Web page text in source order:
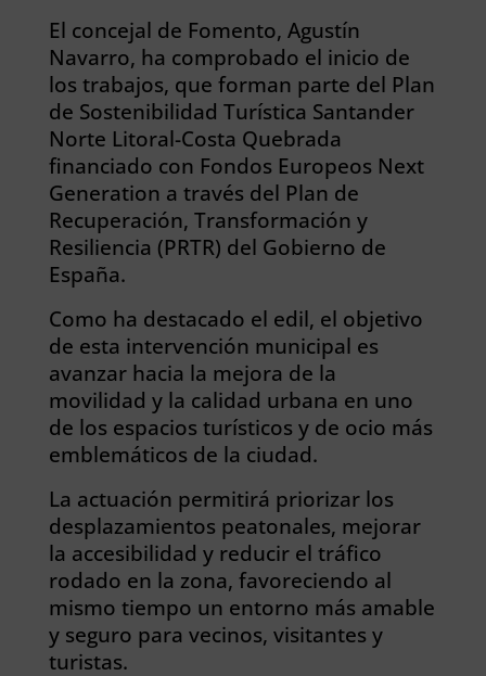
El concejal de Fomento, Agustín
Navarro, ha comprobado el inicio de
los trabajos, que forman parte del Plan
de Sostenibilidad Turística Santander
Norte Litoral-Costa Quebrada
financiado con Fondos Europeos Next
Generation a través del Plan de
Recuperación, Transformación y
Resiliencia (PRTR) del Gobierno de
España.
Como ha destacado el edil, el objetivo
de esta intervención municipal es
avanzar hacia la mejora de la
movilidad y la calidad urbana en uno
de los espacios turísticos y de ocio más
emblemáticos de la ciudad.
La actuación permitirá priorizar los
desplazamientos peatonales, mejorar
la accesibilidad y reducir el tráfico
rodado en la zona, favoreciendo al
mismo tiempo un entorno más amable
y seguro para vecinos, visitantes y
turistas.